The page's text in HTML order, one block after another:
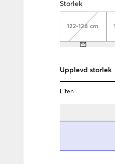
Storlek
122-128 cm
Upplevd storlek
Liten